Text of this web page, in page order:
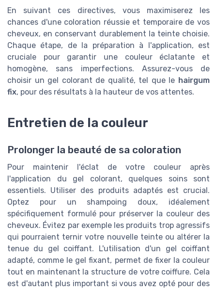
En suivant ces directives, vous maximiserez les
chances d'une coloration réussie et temporaire de vos
cheveux, en conservant durablement la teinte choisie.
Chaque étape, de la préparation à l'application, est
cruciale pour garantir une couleur éclatante et
homogène, sans imperfections. Assurez-vous de
choisir un gel colorant de qualité, tel que le hairgum
fix, pour des résultats à la hauteur de vos attentes.
Entretien de la couleur
Prolonger la beauté de sa coloration
Pour maintenir l'éclat de votre couleur après
l'application du gel colorant, quelques soins sont
essentiels. Utiliser des produits adaptés est crucial.
Optez pour un shampoing doux, idéalement
spécifiquement formulé pour préserver la couleur des
cheveux. Évitez par exemple les produits trop agressifs
qui pourraient ternir votre nouvelle teinte ou altérer la
tenue du gel coiffant. L'utilisation d'un gel coiffant
adapté, comme le gel fixant, permet de fixer la couleur
tout en maintenant la structure de votre coiffure. Cela
est d'autant plus important si vous avez opté pour des